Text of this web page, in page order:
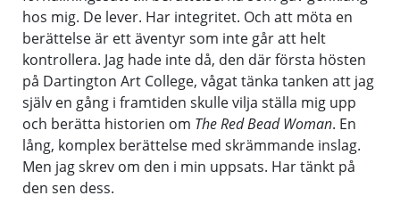
hos mig. De lever. Har integritet. Och att möta en
berättelse är ett äventyr som inte går att helt
kontrollera. Jag hade inte då, den där första hösten
på Dartington Art College, vågat tänka tanken att jag
själv en gång i framtiden skulle vilja ställa mig upp
och berätta historien om The Red Bead Woman. En
lång, komplex berättelse med skrämmande inslag.
Men jag skrev om den i min uppsats. Har tänkt på
den sen dess.